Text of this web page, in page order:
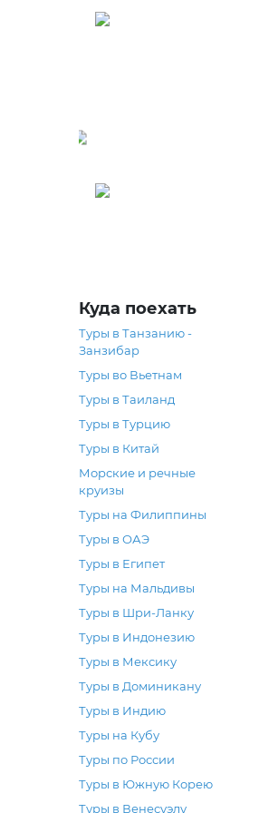
Куда поехать
Туры в Танзанию -
Занзибар
Туры во Вьетнам
Туры в Таиланд
Туры в Турцию
Туры в Китай
Морские и речные
круизы
Туры на Филиппины
Туры в ОАЭ
Туры в Египет
Туры на Мальдивы
Туры в Шри-Ланку
Туры в Индонезию
Туры в Мексику
Туры в Доминикану
Туры в Индию
Туры на Кубу
Туры по России
Туры в Южную Корею
Туры в Венесуэлу